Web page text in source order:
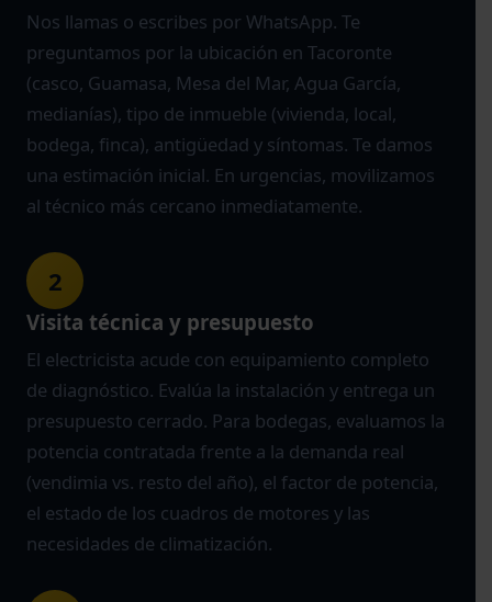
Nos llamas o escribes por WhatsApp. Te
preguntamos por la ubicación en Tacoronte
(casco, Guamasa, Mesa del Mar, Agua García,
medianías), tipo de inmueble (vivienda, local,
bodega, finca), antigüedad y síntomas. Te damos
una estimación inicial. En urgencias, movilizamos
al técnico más cercano inmediatamente.
2
Visita técnica y presupuesto
El electricista acude con equipamiento completo
de diagnóstico. Evalúa la instalación y entrega un
presupuesto cerrado. Para bodegas, evaluamos la
potencia contratada frente a la demanda real
(vendimia vs. resto del año), el factor de potencia,
el estado de los cuadros de motores y las
necesidades de climatización.